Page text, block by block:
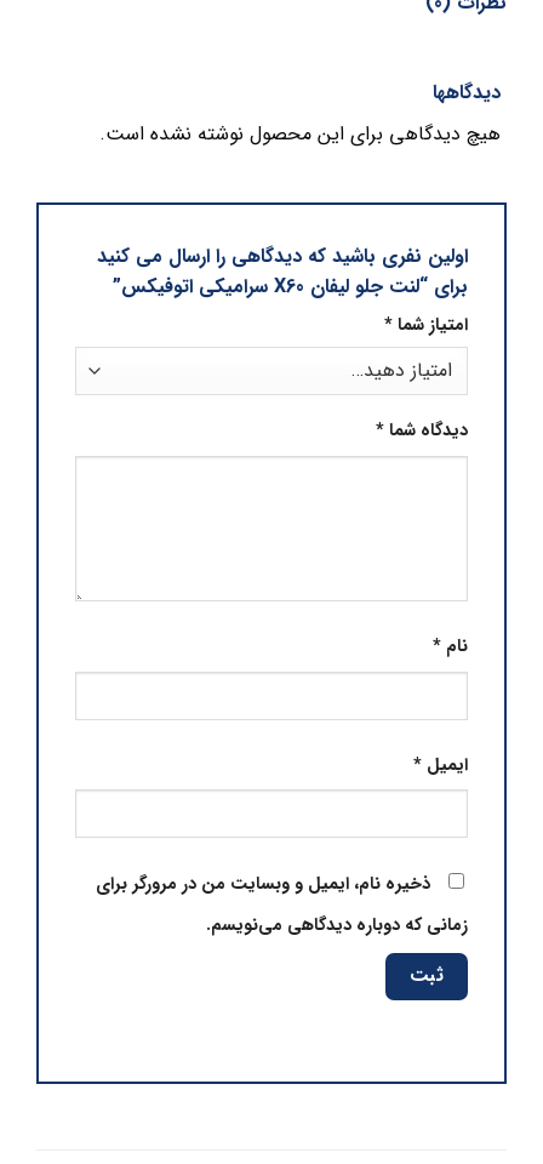
دیدگاهها
هیچ دیدگاهی برای این محصول نوشته نشده است.
اولین نفری باشید که دیدگاهی را ارسال می کنید
برای “لنت جلو لیفان X60 سرامیکی اتوفیکس”
امتیاز شما*
دیدگاه شما*
نام*
ایمیل*
ذخیره نام، ایمیل و وبسایت من در مرورگر برای
زمانی که دوباره دیدگاهی می‌نویسم.